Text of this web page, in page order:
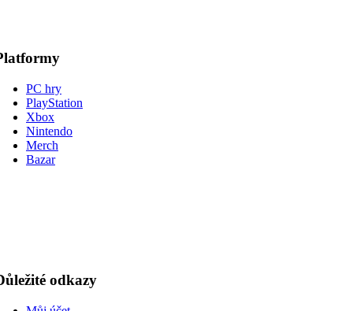
PC hry
PlayStation
Xbox
Nintendo
Merch
Bazar
odkazy